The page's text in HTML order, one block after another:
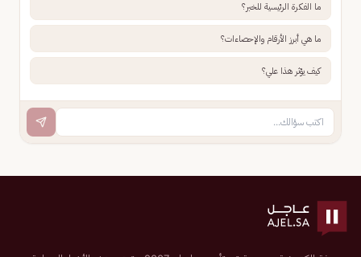
ما الفكرة الرئيسية للخبر؟
ما هي أبرز الأرقام والإحصاءات؟
كيف يؤثر هذا علي؟